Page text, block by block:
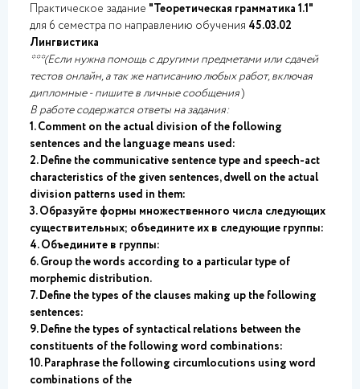
Практическое задание "Теоретическая грамматика 1.1"
для 6 семестра по направлению обучения 45.03.02
Лингвистика
***(Если нужна помощь с другими предметами или сдачей
тестов онлайн, а так же написанию любых работ, включая
дипломные - пишите в личные сообщения)
В работе содержатся ответы на задания:
1. Comment on the actual division of the following
sentences and the language means used:
2. Define the communicative sentence type and speech-act
characteristics of the given sentences, dwell on the actual
division patterns used in them:
3. Образуйте формы множественного числа следующих
существительных; объедините их в следующие группы:
4. Объедините в группы:
6. Group the words according to a particular type of
morphemic distribution.
7. Define the types of the clauses making up the following
sentences:
9. Define the types of syntactical relations between the
constituents of the following word combinations:
10. Paraphrase the following circumlocutions using word
combinations of the